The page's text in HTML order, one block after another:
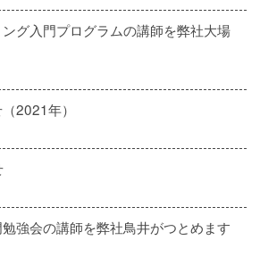
グ入門プログラムの講師を弊社大場
2021年）
強会の講師を弊社鳥井がつとめます